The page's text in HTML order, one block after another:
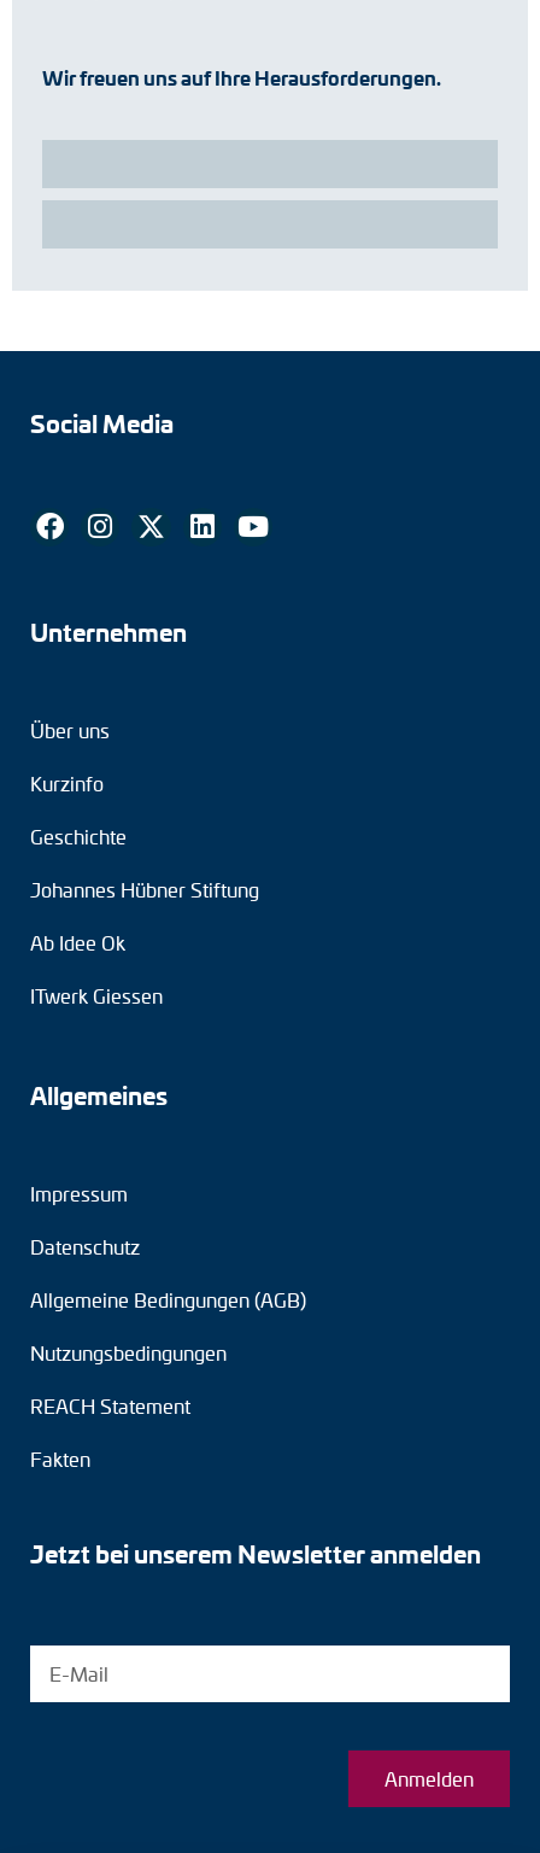
Wir freuen uns auf Ihre Herausforderungen.
Social Media
Unternehmen
Über uns
Kurzinfo
Geschichte
Johannes Hübner Stiftung
Ab Idee Ok
ITwerk Giessen
Allgemeines
Impressum
Datenschutz
Allgemeine Bedingungen (AGB)
Nutzungsbedingungen
REACH Statement
Fakten
Jetzt bei unserem Newsletter anmelden
Anmelden